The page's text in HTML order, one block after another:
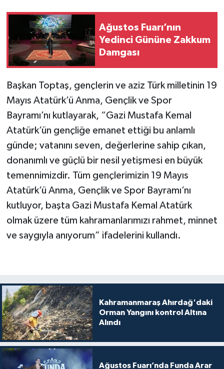
Ağustos Fuarı’nın
Yedinci Gününe Zakkum
Damgası
Başkan Toptaş, gençlerin ve aziz Türk milletinin 19
Mayıs Atatürk’ü Anma, Gençlik ve Spor
Bayramı’nı kutlayarak, “Gazi Mustafa Kemal
Atatürk’ün gençliğe emanet ettiği bu anlamlı
günde; vatanını seven, değerlerine sahip çıkan,
donanımlı ve güçlü bir nesil yetişmesi en büyük
temennimizdir. Tüm gençlerimizin 19 Mayıs
Atatürk’ü Anma, Gençlik ve Spor Bayramı’nı
kutluyor, başta Gazi Mustafa Kemal Atatürk
olmak üzere tüm kahramanlarımızı rahmet, minnet
ve saygıyla anıyorum” ifadelerini kullandı.
Kahramanmaraş Ahırdağ'daki
Orman Yangını kontrol Altına
Alındı
Ağustos Fuarı’nda Funda Arar